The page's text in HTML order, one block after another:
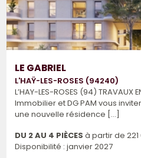
LE GABRIEL
L'HAŸ-LES-ROSES (94240)
L’HAY-LES-ROSES (94) TRAVAUX
Immobilier et DG PAM vous
une nouvelle résidence [...]
DU 2 AU 4 PIÈCES à partir de
Disponibilité : janvier 2027